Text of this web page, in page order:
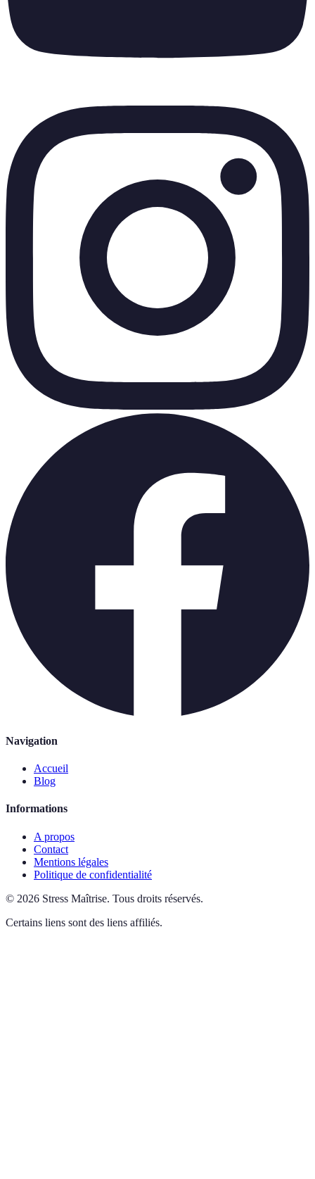
Navigation
Accueil
Blog
Informations
A propos
Contact
Mentions légales
Politique de confidentialité
© 2026 Stress Maîtrise. Tous droits réservés.
Certains liens sont des liens affiliés.